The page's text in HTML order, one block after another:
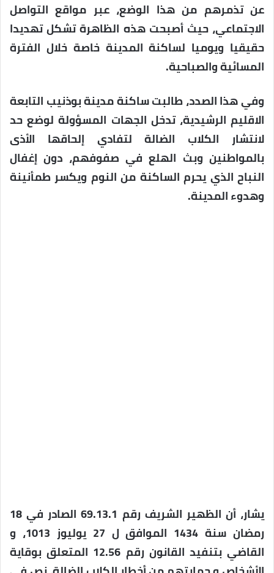
عن تذمرهم من هذا الوضع، عبر مواقع التواصل
الاجتماعي، حيث أصبحت هذه الظاهرة تشكل تهديدا
حقيقيا ويوميا لساكنة المدينة خاصة خلال الفترة
المسائية والصباحية.
وفي هذا الصدد، طالبت ساكنة مدينة بوذنيب التابعة
الاقليم الرشيدية، تدخل الجهات المسؤولة لوضع حد
لانتشار الكلاب الضالة لتفادي إلحاقها الأذى
بالمواطنين وبث الهلع في صفوفهم، دون إغفال
النباح الذي يحرم الساكنة من النوم ويكسر طمأنينة
وهدوء المدينة.
يشار، أن الظهير الشريف رقم 69.13.1 الصادر في 18
رمضان سنة 1434 الموافق ل 27 يوليوز 1013، و
القاضي بتنفيد القانون رقم 12.56 المتعلق بوقاية